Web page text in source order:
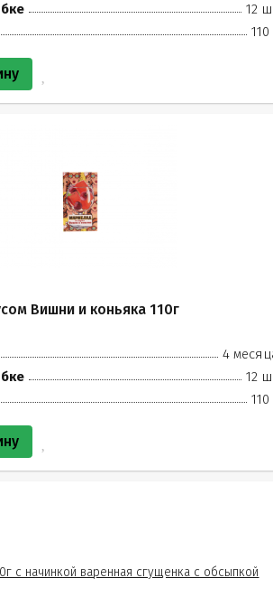
12
110
Вишни и коньяка 110г
4
12
110